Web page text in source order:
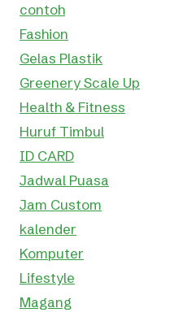
contoh
Fashion
Gelas Plastik
Greenery Scale Up
Health & Fitness
Huruf Timbul
ID CARD
Jadwal Puasa
Jam Custom
kalender
Komputer
Lifestyle
Magang